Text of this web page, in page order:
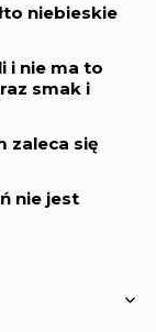
niebieskie
i nie ma to
smak i
zaleca się
nie jest